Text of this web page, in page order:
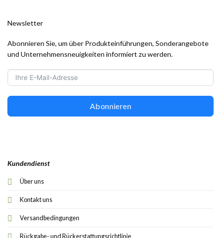
Kundendienst
Über uns
Kontakt uns
Versandbedingungen
Rückgabe- und Rückerstattungsrichtlinie
Newsletter
Abonnieren Sie, um über Produkteinführungen, Sonderangebote
und Unternehmensneuigkeiten informiert zu werden.
Abonnieren